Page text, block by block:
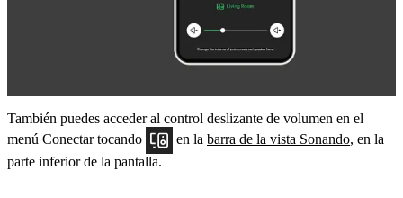
También puedes acceder al control deslizante de volumen en el
menú Conectar tocando
en la barra de la vista Sonando, en la
parte inferior de la pantalla.